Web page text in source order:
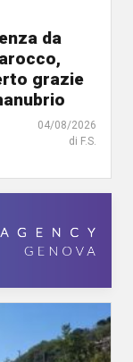
da
grazie
04/08/2026
di F.S.